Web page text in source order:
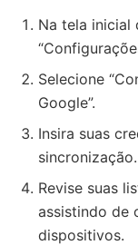
Na tela inicial
Selecione
Google”.
Insira suas
sincronização.
Revise suas
assistindo de
dispositivos.